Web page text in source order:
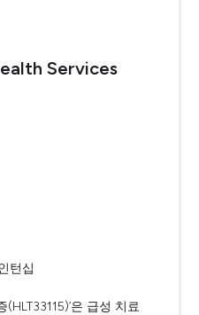
Services
턴십
은 급성 치료